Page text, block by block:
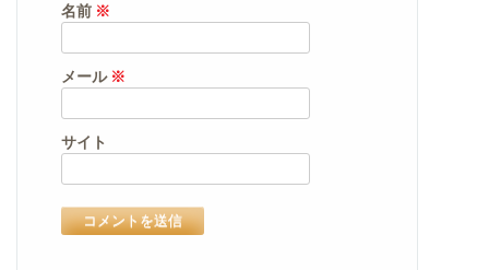
名前 ※
メール ※
サイト